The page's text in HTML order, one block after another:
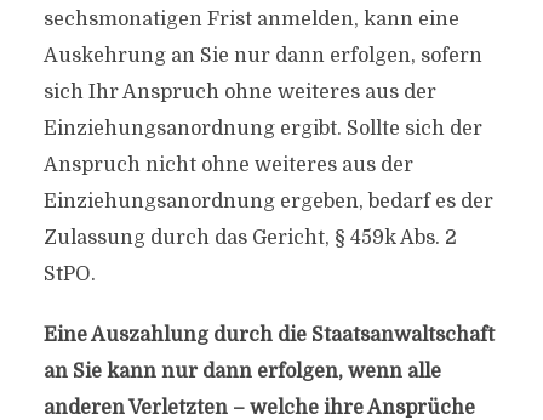
sechsmonatigen Frist anmelden, kann eine
Auskehrung an Sie nur dann erfolgen, sofern
sich Ihr Anspruch ohne weiteres aus der
Einziehungsanordnung ergibt. Sollte sich der
Anspruch nicht ohne weiteres aus der
Einziehungsanordnung ergeben, bedarf es der
Zulassung durch das Gericht, § 459k Abs. 2
StPO.
Eine Auszahlung durch die Staatsanwaltschaft
an Sie kann nur dann erfolgen, wenn alle
anderen Verletzten – welche ihre Ansprüche